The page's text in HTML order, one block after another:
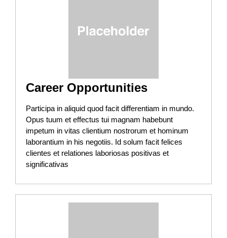
Career Opportunities
Participa in aliquid quod facit differentiam in mundo.
Opus tuum et effectus tui magnam habebunt
impetum in vitas clientium nostrorum et hominum
laborantium in his negotiis. Id solum facit felices
clientes et relationes laboriosas positivas et
significativas